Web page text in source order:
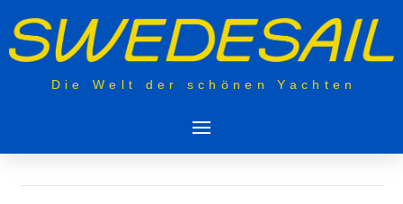
Die Welt der schönen Yachten